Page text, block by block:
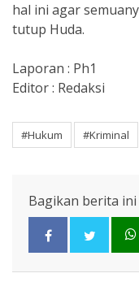
hal ini agar
tutup Huda.
Laporan : Ph1
Editor : Redaksi
#Hukum #Kriminal
Bagikan berita ini